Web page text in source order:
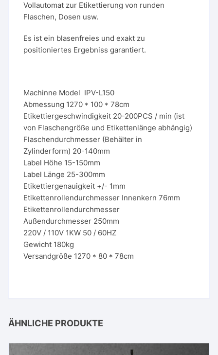
Vollautomat zur Etikettierung von runden
Flaschen, Dosen usw.
Es ist ein blasenfreies und exakt zu
positioniertes Ergebniss garantiert.
Machinne Model IPV-L150
Abmessung 1270 * 100 * 78cm
Etikettiergeschwindigkeit 20-200PCS / min (ist
von Flaschengröße und Etikettenlänge abhängig)
Flaschendurchmesser (Behälter in
Zylinderform) 20-140mm
Label Höhe 15-150mm
Label Länge 25-300mm
Etikettiergenauigkeit +/- 1mm
Etikettenrollendurchmesser Innenkern 76mm
Etikettenrollendurchmesser
Außendurchmesser 250mm
220V / 110V 1KW 50 / 60HZ
Gewicht 180kg
Versandgröße 1270 * 80 * 78cm
ÄHNLICHE PRODUKTE